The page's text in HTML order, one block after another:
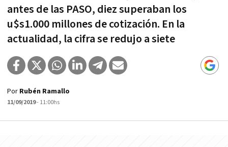
antes de las PASO, diez superaban los
u$s1.000 millones de cotización. En la
actualidad, la cifra se redujo a siete
Por Rubén Ramallo
11/09/2019- 11:00hs